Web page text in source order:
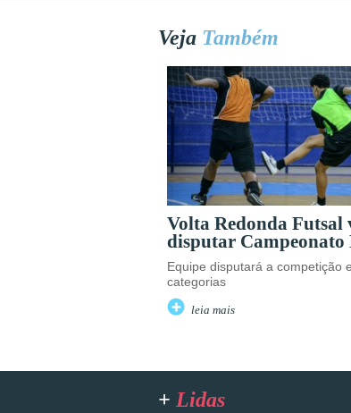
Veja Também
Volta Redonda Futsal
disputar Campeonato
Equipe disputará a competição
categorias
leia mais
+ Lidas